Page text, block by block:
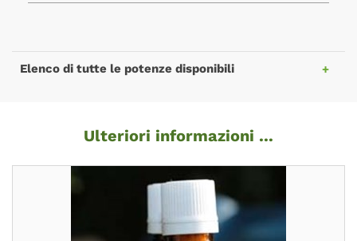
Elenco di tutte le potenze disponibili
Ulteriori informazioni ...